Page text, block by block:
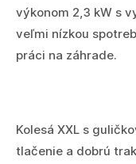
výkonom 2,3 kW s
veľmi nízkou
práci na záhrade.
Kolesá XXL s
tlačenie a dobrú